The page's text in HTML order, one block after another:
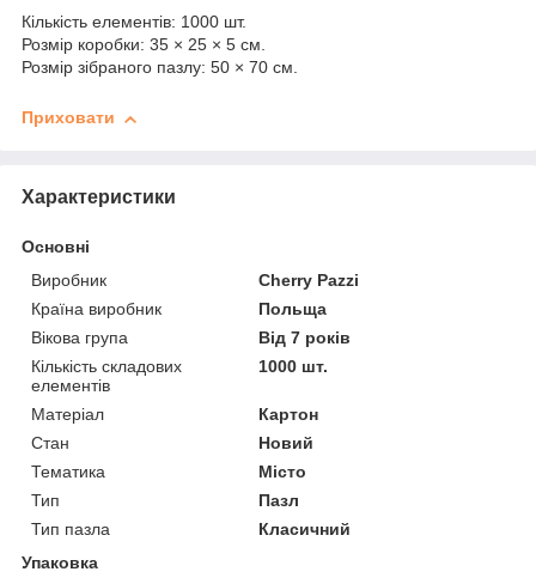
Кількість елементів: 1000 шт.
Розмір коробки: 35 × 25 × 5 см.
Розмір зібраного пазлу: 50 × 70 см.
Приховати
Характеристики
Основні
Виробник
Cherry Pazzi
Країна виробник
Польща
Вікова група
Від 7 років
Кількість складових
елементів
1000 шт.
Матеріал
Картон
Стан
Новий
Тематика
Місто
Тип
Пазл
Тип пазла
Класичний
Упаковка